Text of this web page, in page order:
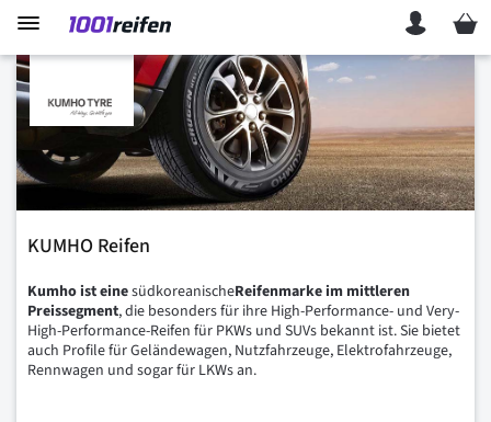
Mein
KUMHO Reifen
Kumho ist einesüdkoreanischeReifenmarke im mittleren
Preissegment, die besonders für ihre High-Performance- und Very-
High-Performance-Reifen für PKWs und SUVs bekannt ist. Sie bietet
auch Profile für Geländewagen, Nutzfahrzeuge, Elektrofahrzeuge,
Rennwagen und sogar für LKWs an.